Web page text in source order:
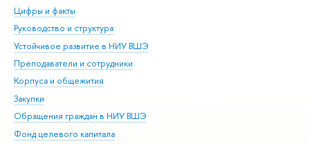
Цифры и факты
Руководство и структура
Устойчивое развитие в НИУ ВШЭ
Преподаватели и сотрудники
Корпуса и общежития
Закупки
Обращения граждан в НИУ ВШЭ
Фонд целевого капитала